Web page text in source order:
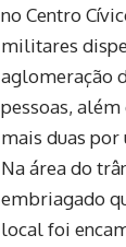
no Centro
militares
aglomeração
pessoas,
mais duas por
Na área do
embriagado
local foi